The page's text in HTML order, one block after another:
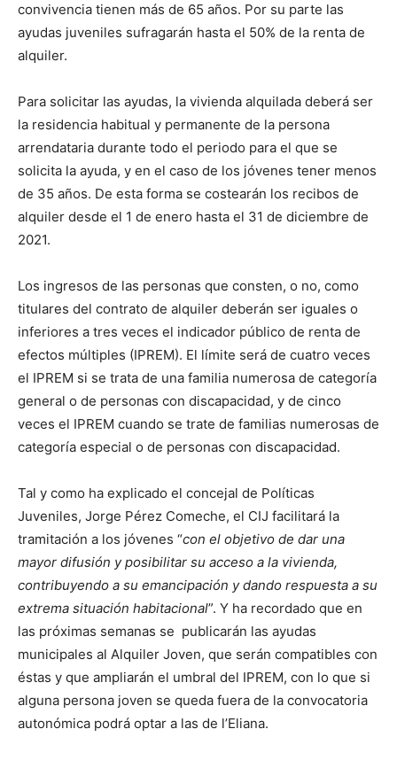
convivencia tienen más de 65 años. Por su parte las
ayudas juveniles sufragarán hasta el 50% de la renta de
alquiler.
Para solicitar las ayudas, la vivienda alquilada deberá ser
la residencia habitual y permanente de la persona
arrendataria durante todo el periodo para el que se
solicita la ayuda, y en el caso de los jóvenes tener menos
de 35 años. De esta forma se costearán los recibos de
alquiler desde el 1 de enero hasta el 31 de diciembre de
2021.
Los ingresos de las personas que consten, o no, como
titulares del contrato de alquiler deberán ser iguales o
inferiores a tres veces el indicador público de renta de
efectos múltiples (IPREM). El límite será de cuatro veces
el IPREM si se trata de una familia numerosa de categoría
general o de personas con discapacidad, y de cinco
veces el IPREM cuando se trate de familias numerosas de
categoría especial o de personas con discapacidad.
Tal y como ha explicado el concejal de Políticas
Juveniles, Jorge Pérez Comeche, el CIJ facilitará la
tramitación a los jóvenes “con el objetivo de dar una
mayor difusión y posibilitar su acceso a la vivienda,
contribuyendo a su emancipación y dando respuesta a su
extrema situación habitacional”. Y ha recordado que en
las próximas semanas se publicarán las ayudas
municipales al Alquiler Joven, que serán compatibles con
éstas y que ampliarán el umbral del IPREM, con lo que si
alguna persona joven se queda fuera de la convocatoria
autonómica podrá optar a las de l’Eliana.